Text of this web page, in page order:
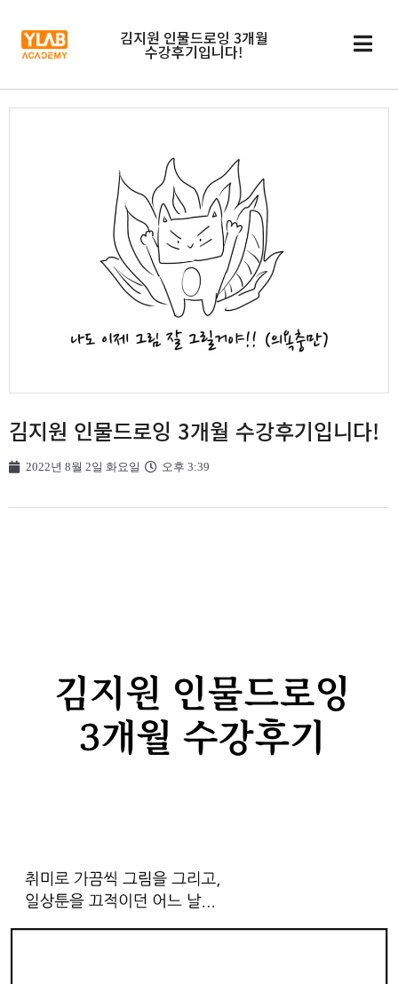
김지원 인물드로잉 3개월
수강후기입니다!
김지원 인물드로잉 3개월 수강후기입니다!
2022년 8월 2일 화요일 오후 3:39